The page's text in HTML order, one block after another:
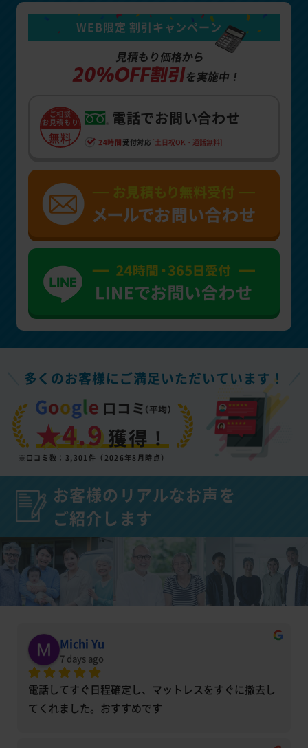
WEB限定 割引キャンペーン
見積もり価格から
20%OFF割引を実施中！
ご相談
お見積もり
無料
電話でお問い合わせ
24時間 受付対応 [土日祝OK・通話無料]
多くのお客様にご満足いただいています！
★4.9獲得！
※口コミ数：3,301件（2026年8月時点）
お客様のリアルなお声を
ご紹介します
Michi Yu
7 days ago
電話してすぐ日程確定し、マットレスをすぐに撤去し
てくれました。おすすめです